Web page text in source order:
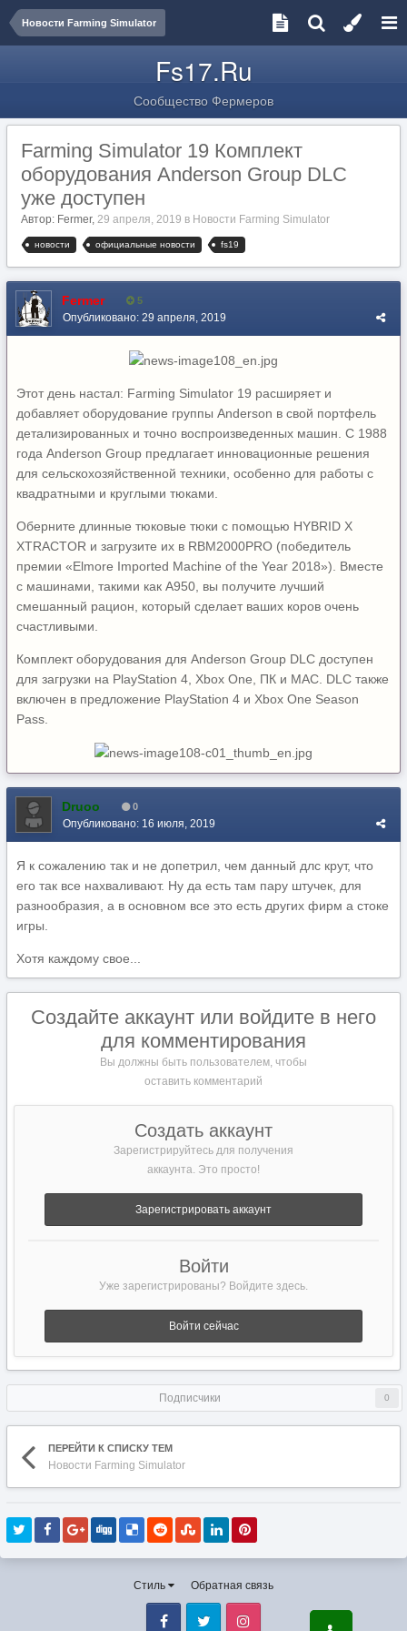
Новости Farming Simulator
Fs17.Ru
Сообщество Фермеров
Farming Simulator 19 Комплект
оборудования Anderson Group DLC
уже доступен
Автор: Fermer, 29 апреля, 2019 в Новости Farming Simulator
новости официальные новости fs19
Fermer 5
Опубликовано: 29 апреля, 2019
Этот день настал: Farming Simulator 19 расширяет и
добавляет оборудование группы Anderson в свой портфель
детализированных и точно воспроизведенных машин. С 1988
года Anderson Group предлагает инновационные решения
для сельскохозяйственной техники, особенно для работы с
квадратными и круглыми тюками.
Оберните длинные тюковые тюки с помощью HYBRID X
XTRACTOR и загрузите их в RBM2000PRO (победитель
премии «Elmore Imported Machine of the Year 2018»). Вместе
с машинами, такими как A950, вы получите лучший
смешанный рацион, который сделает ваших коров очень
счастливыми.
Комплект оборудования для Anderson Group DLC доступен
для загрузки на PlayStation 4, Xbox One, ПК и MAC. DLC также
включен в предложение PlayStation 4 и Xbox One Season
Pass.
Druoo 0
Опубликовано: 16 июля, 2019
Я к сожалению так и не допетрил, чем данный длс крут, что
его так все нахваливают. Ну да есть там пару штучек, для
разнообразия, а в основном все это есть других фирм а стоке
игры.
Хотя каждому свое...
Создайте аккаунт или войдите в него
для комментирования
Вы должны быть пользователем, чтобы
оставить комментарий
Создать аккаунт
Зарегистрируйтесь для получения
аккаунта. Это просто!
Зарегистрировать аккаунт
Войти
Уже зарегистрированы? Войдите здесь.
Войти сейчас
Подписчики 0
ПЕРЕЙТИ К СПИСКУ ТЕМ
Новости Farming Simulator
Стиль Обратная связь
Facebook Twitter